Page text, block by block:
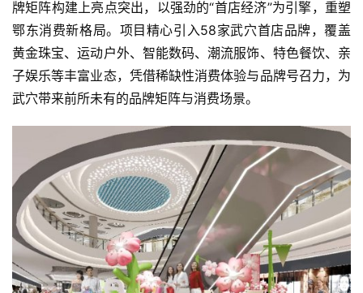
牌矩阵构建上亮点突出，以强劲的“首店经济”为引擎，重塑
鄂东消费新格局。项目精心引入58家武穴首店品牌，覆盖
黄金珠宝、运动户外、智能数码、潮流服饰、特色餐饮、亲
子娱乐等丰富业态，凭借稀缺性消费体验与品牌号召力，为
武穴带来前所未有的品牌矩阵与消费场景。